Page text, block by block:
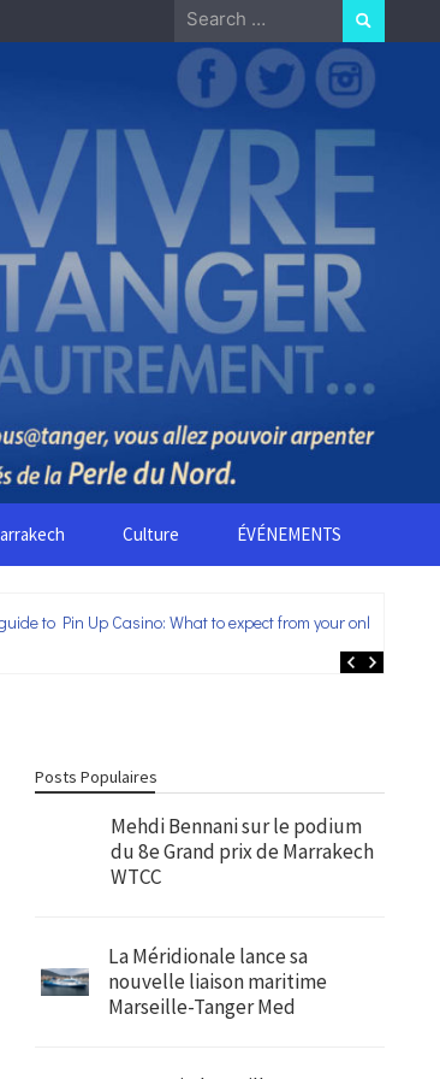
Search
for:
Culture ÉVÉNEMENTS
to Pin Up Casino: What to expect from your online
Posts Populaires
Mehdi Bennani sur le podium
du 8e Grand prix de Marrakech
WTCC
La Méridionale lance sa
nouvelle liaison maritime
Marseille-Tanger Med